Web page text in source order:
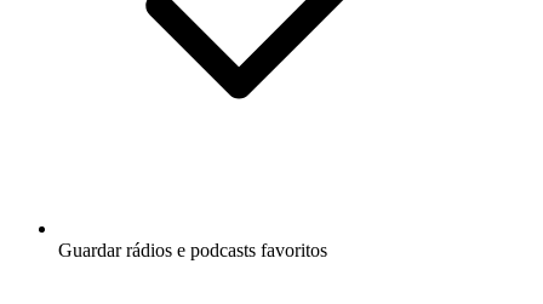
Guardar rádios e podcasts favoritos